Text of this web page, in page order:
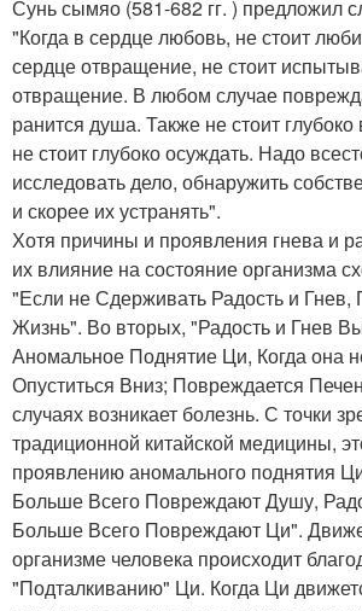
Сунь сымяо (581-682 гг. ) предложил
"Когда в сердце любовь, не стоит
сердце отвращение, не стоит
отвращение. В любом случае
ранится душа. Также не стоит
не стоит глубоко осуждать. Надо
исследовать дело, обнаружить
и скорее их устранять".
Хотя причины и проявления гнева и
их влияние на состояние организма
"Если не Сдерживать Радость и Гнев,
Жизнь". Во вторых, "Радость и Гнев
Аномальное Поднятие Ци, Когда она
Опуститься Вниз; Повреждается
случаях возникает болезнь. С точки
традиционной китайской медицины,
проявлению аномального поднятия
Больше Всего Повреждают Душу,
Больше Всего Повреждают Ци".
организме человека происходит
"Подталкиванию" Ци. Когда Ци